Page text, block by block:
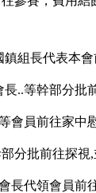
組長代表本會
..等幹部分批
會員前往家中
分批前往探視,
長代領會員前